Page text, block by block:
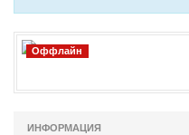
Оффлайн
ИНФОРМАЦИЯ